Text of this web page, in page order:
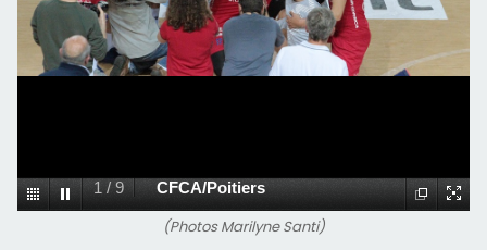
1 /9 CFCA/Poitiers
(Photos Marilyne Santi)